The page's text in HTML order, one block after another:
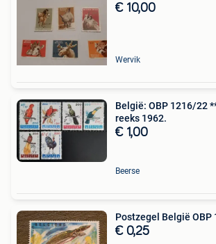
€ 10,00
Wervik
België: OBP 1216/22
reeks 1962.
€ 1,00
Beerse
Postzegel België
€ 0,25